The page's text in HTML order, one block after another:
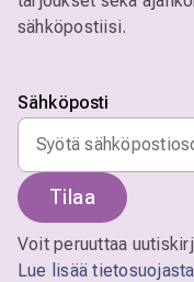
sähköpostiisi.
Sähköposti
Tilaa
Voit peruuttaa
Lue lisää tietosuojasta